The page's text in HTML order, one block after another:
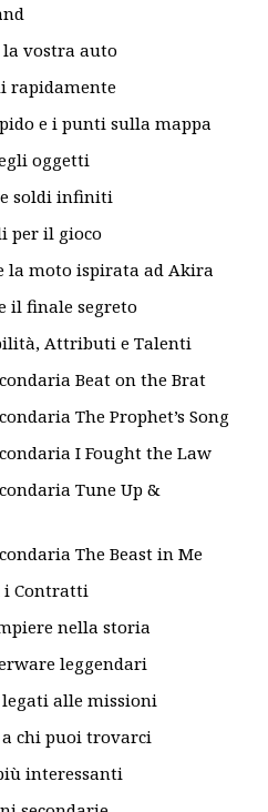
vostra auto
rapidamente
e i punti sulla mappa
oggetti
soldi infiniti
per il gioco
la moto ispirata ad Akira
il finale segreto
Attributi e Talenti
Beat on the Brat
The Prophet’s Song
I Fought the Law
Tune Up &
The Beast in Me
i Contratti
nella storia
leggendari
alle missioni
chi puoi trovarci
interessanti